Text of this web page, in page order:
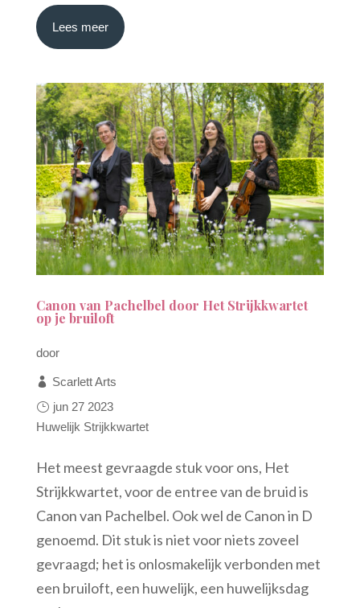
Lees meer
Canon van Pachelbel door Het Strijkkwartet
op je bruiloft
door
Scarlett Arts
jun 27 2023
Huwelijk Strijkkwartet
Het meest gevraagde stuk voor ons, Het
Strijkkwartet, voor de entree van de bruid is
Canon van Pachelbel. Ook wel de Canon in D
genoemd. Dit stuk is niet voor niets zoveel
gevraagd; het is onlosmakelijk verbonden met
een bruiloft, een huwelijk, een huwelijksdag